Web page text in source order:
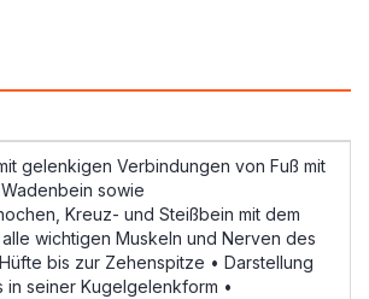
gelenkigen Verbindungen von Fuß mit
sowie
Kreuz- und Steißbein mit dem
wichtigen Muskeln und Nerven des
bis zur Zehenspitze • Darstellung
in seiner Kugelgelenkform •